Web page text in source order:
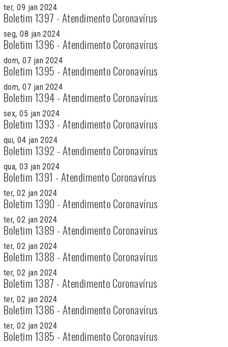
ter, 09 jan 2024
Boletim 1397 - Atendimento Coronavírus
seg, 08 jan 2024
Boletim 1396 - Atendimento Coronavírus
dom, 07 jan 2024
Boletim 1395 - Atendimento Coronavírus
dom, 07 jan 2024
Boletim 1394 - Atendimento Coronavírus
sex, 05 jan 2024
Boletim 1393 - Atendimento Coronavírus
qui, 04 jan 2024
Boletim 1392 - Atendimento Coronavírus
qua, 03 jan 2024
Boletim 1391 - Atendimento Coronavírus
ter, 02 jan 2024
Boletim 1390 - Atendimento Coronavírus
ter, 02 jan 2024
Boletim 1389 - Atendimento Coronavírus
ter, 02 jan 2024
Boletim 1388 - Atendimento Coronavírus
ter, 02 jan 2024
Boletim 1387 - Atendimento Coronavírus
ter, 02 jan 2024
Boletim 1386 - Atendimento Coronavírus
ter, 02 jan 2024
Boletim 1385 - Atendimento Coronavírus